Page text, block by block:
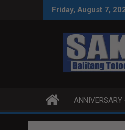
Friday, August 7,
tamang paggastos susi sa pag-
ANNIVERSARY